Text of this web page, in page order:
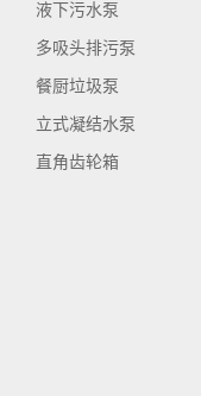
液下污水泵
多吸头排污泵
餐厨垃圾泵
立式凝结水泵
直角齿轮箱